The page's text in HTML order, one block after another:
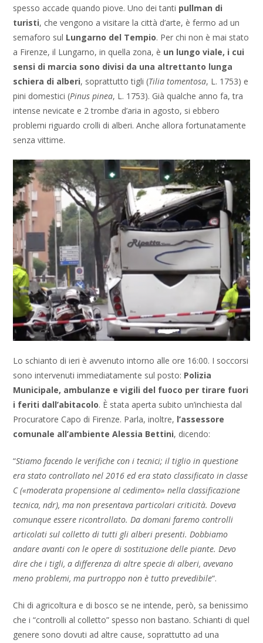
spesso accade quando piove. Uno dei tanti pullman di
turisti, che vengono a visitare la città d’arte, è fermo ad un
semaforo sul Lungarno del Tempio. Per chi non è mai stato
a Firenze, il Lungarno, in quella zona, è un lungo viale, i cui
sensi di marcia sono divisi da una altrettanto lunga
schiera di alberi, soprattutto tigli (Tilia tomentosa, L. 1753) e
pini domestici (Pinus pinea, L. 1753). Già qualche anno fa, tra
intense nevicate e 2 trombe d’aria in agosto, si ebbero
problemi riguardo crolli di alberi. Anche allora fortunatamente
senza vittime.
Lo schianto di ieri è avvenuto intorno alle ore 16:00. I soccorsi
sono intervenuti immediatamente sul posto: Polizia
Municipale, ambulanze e vigili del fuoco per tirare fuori
i feriti dall’abitacolo. È stata aperta subito un’inchiesta dal
Procuratore Capo di Firenze. Parla, inoltre, l’assessore
comunale all’ambiente Alessia Bettini, dicendo:
“Stiamo facendo le verifiche con i tecnici; il tiglio in questione
era stato controllato nel 2016 ed era stato classificato in classe
C («moderata propensione al cedimento» nella classificazione
tecnica, ndr), ma non presentava particolari criticità. Doveva
comunque essere ricontrollato. Da domani faremo controlli
articolati sul colletto di tutti gli alberi presenti. Dobbiamo
andare avanti con le opere di sostituzione delle piante. Devo
dire che i tigli, a differenza di altre specie di alberi, avevano
meno problemi, ma purtroppo non è tutto prevedibile“.
Chi di agricoltura e di bosco se ne intende, però, sa benissimo
che i “controlli al colletto” spesso non bastano. Schianti di quel
genere sono dovuti ad altre cause, soprattutto ad una